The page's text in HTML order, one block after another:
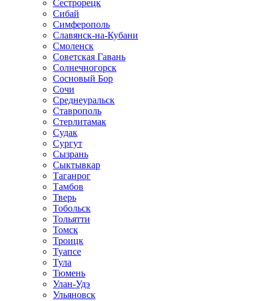
Сестрорецк
Сибай
Симферополь
Славянск-на-Кубани
Смоленск
Советская Гавань
Солнечногорск
Сосновый Бор
Сочи
Среднеуральск
Ставрополь
Стерлитамак
Судак
Сургут
Сызрань
Сыктывкар
Таганрог
Тамбов
Тверь
Тобольск
Тольятти
Томск
Троицк
Туапсе
Тула
Тюмень
Улан-Удэ
Ульяновск